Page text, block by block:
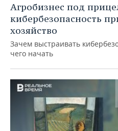
Агробизнес под
кибербезопасность
хозяйство
Зачем выстраивать
чего начать